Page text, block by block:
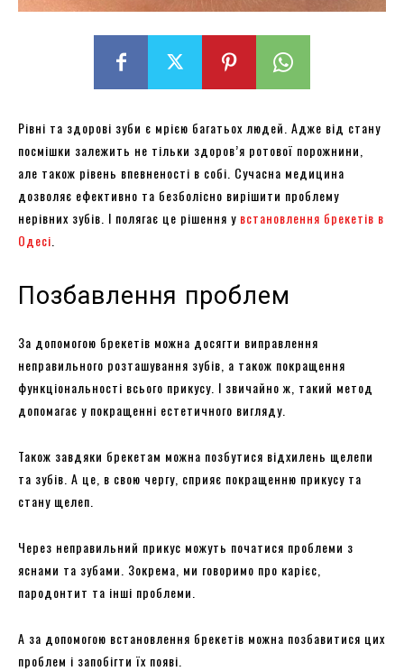
Рівні та здорові зуби є мрією багатьох людей. Адже від стану
посмішки залежить не тільки здоров’я ротової порожнини,
але також рівень впевненості в собі. Сучасна медицина
дозволяє ефективно та безболісно вирішити проблему
нерівних зубів. І полягає це рішення у встановлення брекетів в
Одесі
Позбавлення проблем
За допомогою брекетів можна досягти виправлення
неправильного розташування зубів, а також покращення
функціональності всього прикусу. І звичайно ж, такий метод
допомагає у покращенні естетичного вигляду.
Також завдяки брекетам можна позбутися відхилень щелепи
та зубів. А це, в свою чергу, сприяє покращенню прикусу та
стану щелеп.
Через неправильний прикус можуть початися проблеми з
яснами та зубами. Зокрема, ми говоримо про карієс,
пародонтит та інші проблеми.
А за допомогою встановлення брекетів можна позбавитися цих
проблем і запобігти їх появі.